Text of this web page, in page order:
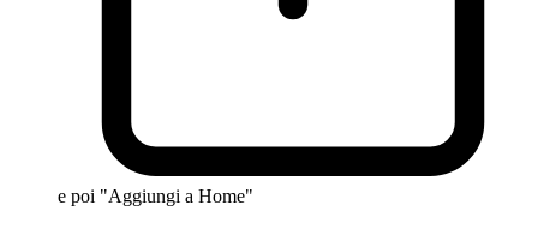
e poi "Aggiungi a Home"